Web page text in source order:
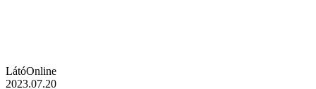
LátóOnline
2023.07.20